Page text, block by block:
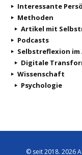
Interessante
Methoden
Artikel mit
Podcasts
Selbstreflexion
Digitale
Wissenschaft
Psychologie
© seit 2018. 2026